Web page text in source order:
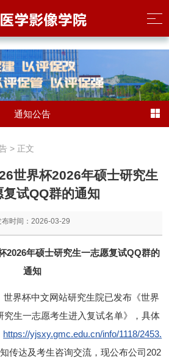
World Cup) - 官方中文网站
通知公告
> 正文
世界杯2026年硕士研究生
复试QQ群的通知
布时间：2026-03-29
2026年硕士研究生一志愿复试QQ群的
通知
界杯中文网站研究生院已发布《世界
究生一志愿考生进入复试名单》，具体
https://yjsxy.gmc.edu.cn/info/1118/2453.
传达及考生咨询交流，现公布公司202